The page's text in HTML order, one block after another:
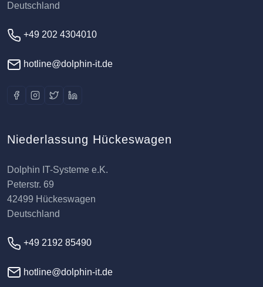
Deutschland
+49 202 4304010
hotline@dolphin-it.de
Niederlassung Hückeswagen
Dolphin IT-Systeme e.K.
Peterstr. 69
42499 Hückeswagen
Deutschland
+49 2192 85490
hotline@dolphin-it.de